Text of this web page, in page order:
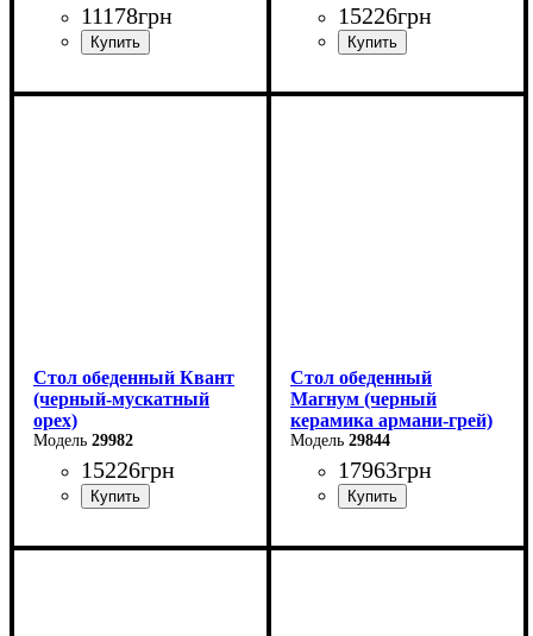
11178грн
Длина: 110 см
15226грн
Длина - 160 (+60) см
Стол обеденный Квант
(черный-мускатный
орех)
29982
15226грн
Длина - 160 (+60) см
Стол обеденный
Магнум (черный
керамика армани-грей)
29844
17963грн
Ширина: 180 (+80) см